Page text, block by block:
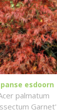
esdoorn
palmatum
Garnet'